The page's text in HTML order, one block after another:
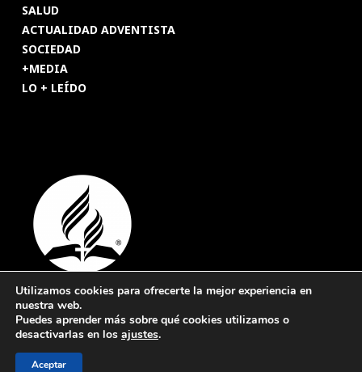
SALUD
ACTUALIDAD ADVENTISTA
SOCIEDAD
+MEDIA
LO + LEÍDO
© 2026 Revista Adventista de España. UICASDE. Derechos
reservados.
Utilizamos cookies para ofrecerte la mejor experiencia en
nuestra web.
Puedes aprender más sobre qué cookies utilizamos o
desactivarlas en los ajustes.
Aceptar